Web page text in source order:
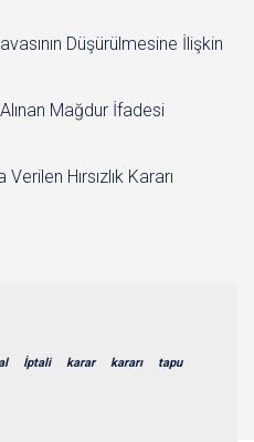
Düşürülmesine İlişkin
Mağdur İfadesi
Hırsızlık Kararı
İptali karar kararı tapu